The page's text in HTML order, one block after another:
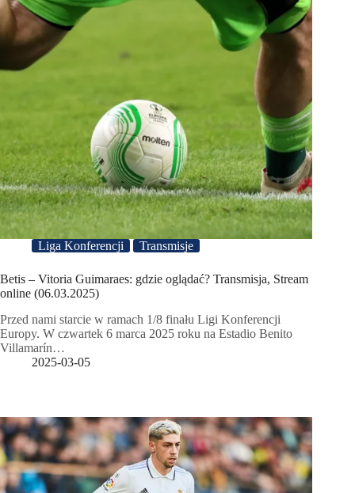
Liga Konferencji Transmisje
Betis – Vitoria Guimaraes: gdzie oglądać? Transmisja, Stream
online (06.03.2025)
Przed nami starcie w ramach 1/8 finału Ligi Konferencji
Europy. W czwartek 6 marca 2025 roku na Estadio Benito
Villamarín…
2025-03-05